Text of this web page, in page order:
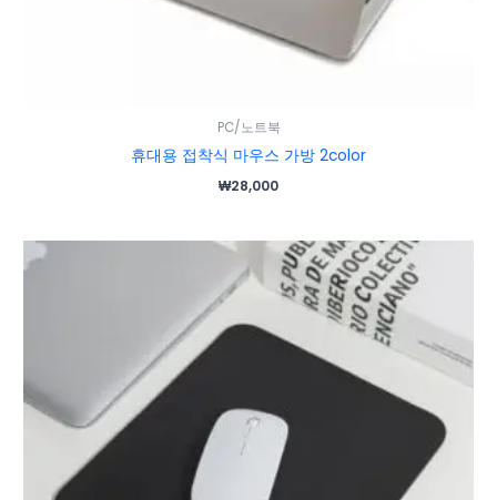
PC/노트북
휴대용 접착식 마우스 가방 2color
₩28,000